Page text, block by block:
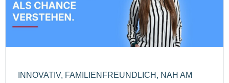
INNOVATIV, FAMILIENFREUNDLICH, NAH AM